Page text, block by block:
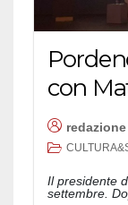
con
redazione
Il presidente
settembre.